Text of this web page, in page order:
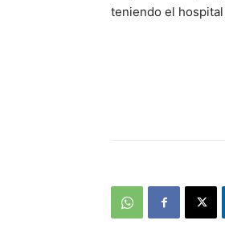
teniendo el